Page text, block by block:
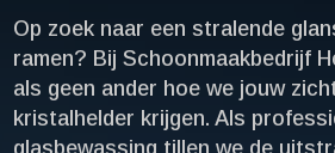
Op zoek naar een stralende
ramen? Bij Schoonmaakbedrijf
als geen ander hoe we jouw
kristalhelder krijgen.​ Als
glasbewassing tillen we de